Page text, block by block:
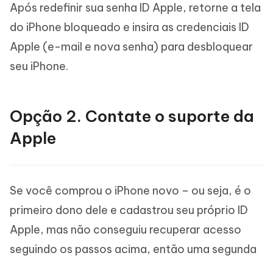
Após redefinir sua senha ID Apple, retorne a tela
do iPhone bloqueado e insira as credenciais ID
Apple (e-mail e nova senha) para desbloquear
seu iPhone.
Opção 2. Contate o suporte da
Apple
Se você comprou o iPhone novo – ou seja, é o
primeiro dono dele e cadastrou seu próprio ID
Apple, mas não conseguiu recuperar acesso
seguindo os passos acima, então uma segunda